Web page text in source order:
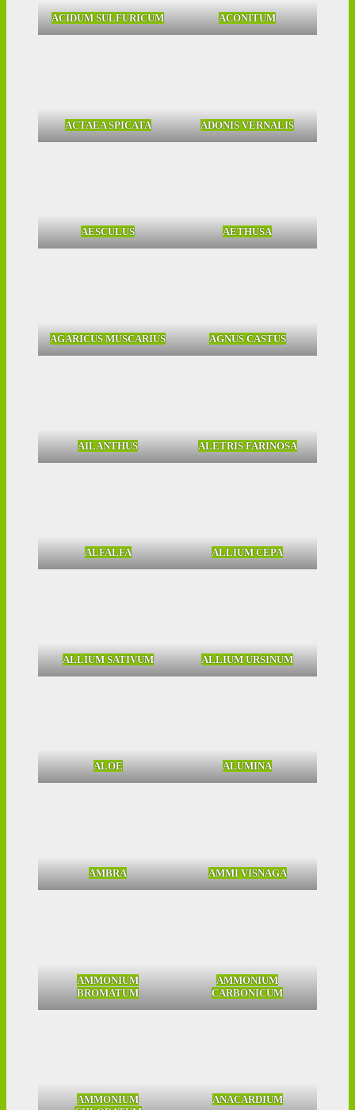
ACIDUM SULFURICUM ACONITUM
ACTAEA SPICATA ADONIS VERNALIS
AESCULUS AETHUSA
AGARICUS MUSCARIUS AGNUS CASTUS
AILANTHUS ALETRIS FARINOSA
ALFALFA ALLIUM CEPA
ALLIUM SATIVUM ALLIUM URSINUM
ALOE ALUMINA
AMBRA AMMI VISNAGA
AMMONIUM
BROMATUM
AMMONIUM
CARBONICUM
AMMONIUM
ANACARDIUM